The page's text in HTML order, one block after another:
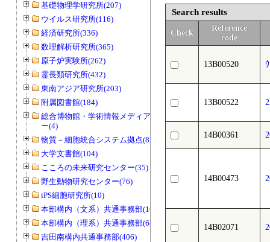
基礎物理学研究所(207)
ウイルス研究所(116)
経済研究所(336)
数理解析研究所(365)
原子炉実験所(262)
霊長類研究所(432)
東南アジア研究所(203)
附属図書館(184)
総合博物館・学術情報メディアセンタ
ー(4)
物質－細胞統合システム拠点(8)
大学文書館(104)
こころの未来研究センター(35)
野生動物研究センター(76)
iPS細胞研究所(10)
本部構内（文系）共通事務部(165)
本部構内（理系）共通事務部(646)
吉田南構内共通事務部(406)
Search results
Check
Reference
code
13B00520
13B00522
14B00361
14B00473
14B02071